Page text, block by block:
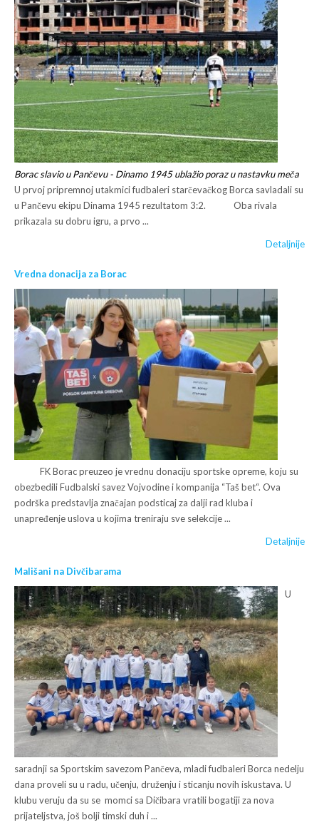
Borac slavio u Pančevu - Dinamo 1945 ublažio poraz u nastavku meča
U prvoj pripremnoj utakmici fudbaleri starčevačkog Borca savladali su
u Pančevu ekipu Dinama 1945 rezultatom 3:2. Oba rivala
prikazala su dobru igru, a prvo ...
Detaljnije
Vredna donacija za Borac
FK Borac preuzeo je vrednu donaciju sportske opreme, koju su
obezbedili Fudbalski savez Vojvodine i kompanija “Taš bet“. Ova
podrška predstavlja značajan podsticaj za dalji rad kluba i
unapređenje uslova u kojima treniraju sve selekcije ...
Detaljnije
Mališani na Divčibarama
U
saradnji sa Sportskim savezom Pančeva, mladi fudbaleri Borca nedelju
dana proveli su u radu, učenju, druženju i sticanju novih iskustava. U
klubu veruju da su se momci sa Dičibara vratili bogatiji za nova
prijateljstva, još bolji timski duh i ...